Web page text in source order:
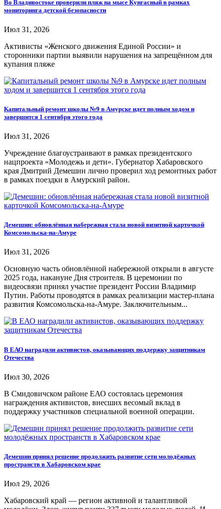
Во Владивостоке проверили пляж на мысе Кунгасный в рамках
мониторинга детской безопасности
Июл 31, 2026
Активисты «Женского движения Единой России» и
сторонники партии выявили нарушения на запрещённом для
купания пляже
Капитальный ремонт школы №9 в Амурске идет полным ходом и
завершится 1 сентября этого года
Июл 31, 2026
Учреждение благоустраивают в рамках президентского
нацпроекта «Молодежь и дети». Губернатор Хабаровского
края Дмитрий Демешин лично проверил ход ремонтных работ
в рамках поездки в Амурский район.
Демешин: обновлённая набережная стала новой визитной карточкой
Комсомольска-на-Амуре
Июл 31, 2026
Основную часть обновлённой набережной открыли в августе
2025 года, накануне Дня строителя. В церемонии по
видеосвязи принял участие президент России Владимир
Путин. Работы проводятся в рамках реализации мастер-плана
развития Комсомольска-на-Амуре. Заключительным...
В ЕАО наградили активистов, оказывающих поддержку защитникам
Отечества
Июл 30, 2026
В Смидовичском районе ЕАО состоялась церемония
награждения активистов, внесших весомый вклад в
поддержку участников специальной военной операции.
Демешин принял решение продолжить развитие сети молодёжных
пространств в Хабаровском крае
Июл 29, 2026
Хабаровский край — регион активной и талантливой